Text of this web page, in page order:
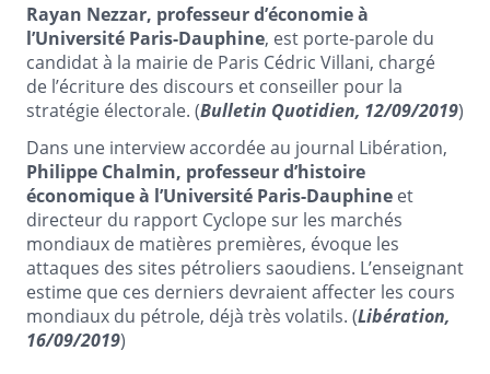
Rayan Nezzar, professeur d’économie à
l’Université Paris-Dauphine, est porte-parole du
candidat à la mairie de Paris Cédric Villani, chargé
de l’écriture des discours et conseiller pour la
stratégie électorale. (Bulletin Quotidien, 12/09/2019)
Dans une interview accordée au journal Libération,
Philippe Chalmin, professeur d’histoire
économique à l’Université Paris-Dauphine et
directeur du rapport Cyclope sur les marchés
mondiaux de matières premières, évoque les
attaques des sites pétroliers saoudiens. L’enseignant
estime que ces derniers devraient affecter les cours
mondiaux du pétrole, déjà très volatils. (Libération,
16/09/2019)